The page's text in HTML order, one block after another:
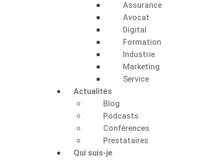
Assurance
Avocat
Digital
Formation
Industrie
Marketing
Service
Actualités
Blog
Podcasts
Conférences
Prestataires
Qui suis-je